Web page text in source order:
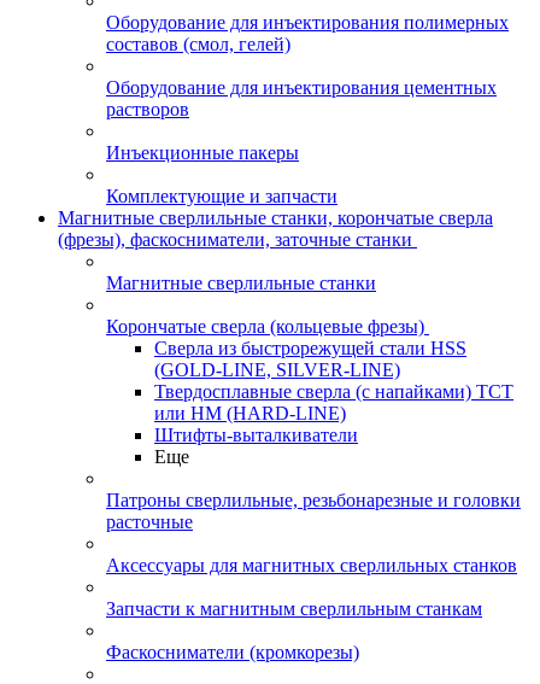
Оборудование для инъектирования полимерных
составов (смол, гелей)
Оборудование для инъектирования цементных
растворов
Инъекционные пакеры
Комплектующие и запчасти
Магнитные сверлильные станки, корончатые сверла
(фрезы), фаскосниматели, заточные станки
Магнитные сверлильные станки
Корончатые сверла (кольцевые фрезы)
Сверла из быстрорежущей стали HSS
(GOLD-LINE, SILVER-LINE)
Твердосплавные сверла (с напайками) ТСТ
или HM (HARD-LINE)
Штифты-выталкиватели
Еще
Патроны сверлильные, резьбонарезные и головки
расточные
Аксессуары для магнитных сверлильных станков
Запчасти к магнитным сверлильным станкам
Фаскосниматели (кромкорезы)